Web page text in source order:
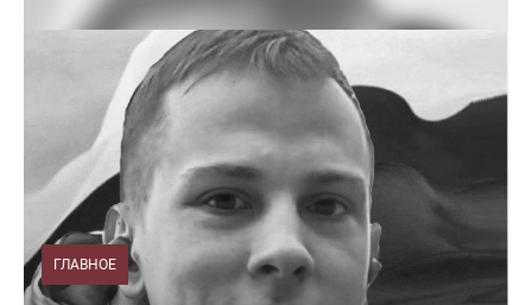
ГЛАВНОЕ